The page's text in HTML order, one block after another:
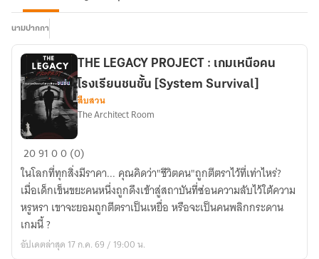
นามปากกา
THE
LEGACY
PROJECT
:
เกม
เหนือ
คน
THE LEGACY PROJECT : เกมเหนือคน
โรงเรียนชนชั้น [System Survival]
สืบสวน
The Architect Room
209100 (0)
ในโลกที่ทุกสิ่งมีราคา... คุณคิดว่า"ชีวิตคน"ถูกตีตราไว้ที่เท่าไหร่?
เมื่อเด็กเข็นขยะคนหนึ่งถูกดึงเข้าสู่สถาบันที่ซ่อนความลับไว้ใต้ความ
หรูหรา เขาจะยอมถูกตีตราเป็นเหยื่อ หรือจะเป็นคนพลิกกระดาน
เกมนี้ ?
อัปเดตล่าสุด 17 ก.ค. 69 / 19:00 น.